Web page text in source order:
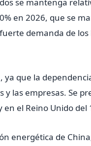
se mantenga
en 2026, que se
demanda de
ya que la
las empresas. Se
el Reino Unido del
energética de